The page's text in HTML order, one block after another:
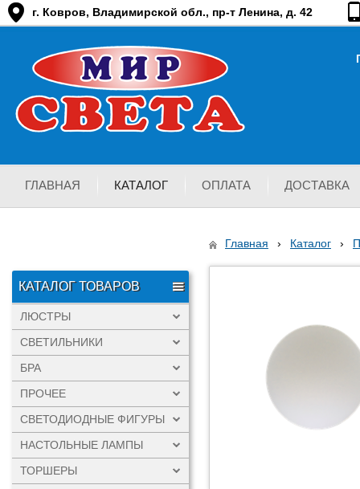
г. Ковров, Владимирской обл., пр-т Ленина, д. 42
ГЛАВНАЯ КАТАЛОГ ОПЛАТА ДОСТАВКА
КАТАЛОГ ТОВАРОВ
ЛЮСТРЫ
СВЕТИЛЬНИКИ
БРА
ПРОЧЕЕ
СВЕТОДИОДНЫЕ ФИГУРЫ
НАСТОЛЬНЫЕ ЛАМПЫ
ТОРШЕРЫ
Главная › Каталог ›